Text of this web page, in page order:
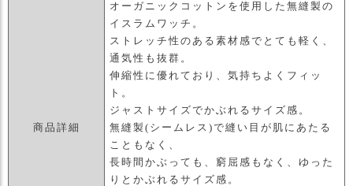
商品詳細
オーガニックコットンを使用した無縫製の
イスラムワッチ。
ストレッチ性のある素材感でとても軽く、
通気性も抜群。
伸縮性に優れており、気持ちよくフィッ
ト。
ジャストサイズでかぶれるサイズ感。
無縫製(シームレス)で縫い目が肌にあたる
こともなく、
長時間かぶっても、窮屈感もなく、ゆった
りとかぶれるサイズ感。